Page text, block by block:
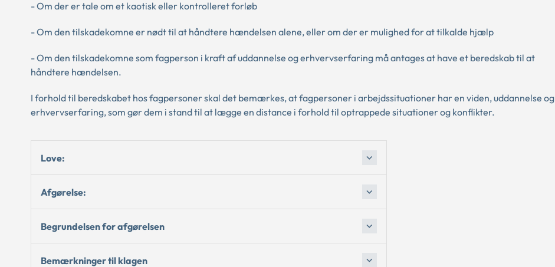
- Om der er tale om et kaotisk eller kontrolleret forløb
- Om den tilskadekomne er nødt til at håndtere hændelsen alene, eller om der er mulighed for at tilkalde hjælp
- Om den tilskadekomne som fagperson i kraft af uddannelse og erhvervserfaring må antages at have et beredskab til at
håndtere hændelsen.
I forhold til beredskabet hos fagpersoner skal det bemærkes, at fagpersoner i arbejdssituationer har en viden, uddannelse og
erhvervserfaring, som gør dem i stand til at lægge en distance i forhold til optrappede situationer og konflikter.
Love:
Afgørelse:
Begrundelsen for afgørelsen
Bemærkninger til klagen